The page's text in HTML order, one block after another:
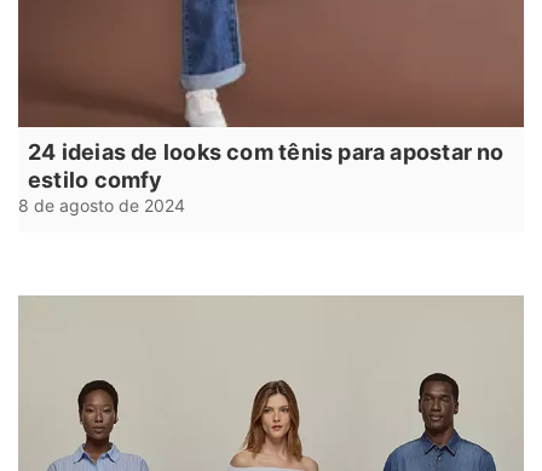
24 ideias de looks com tênis para apostar no
estilo comfy
8 de agosto de 2024